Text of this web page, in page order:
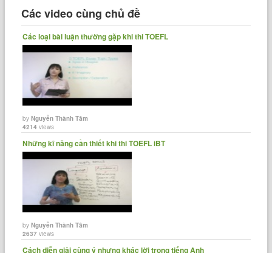
Các video cùng chủ đề
Các loại bài luận thường gặp khi thi TOEFL
byNguyễn Thành Tâm
4214 views
Những kĩ năng cần thiết khi thi TOEFL iBT
byNguyễn Thành Tâm
2637 views
Cách diễn giải cùng ý nhưng khác lời trong tiếng Anh